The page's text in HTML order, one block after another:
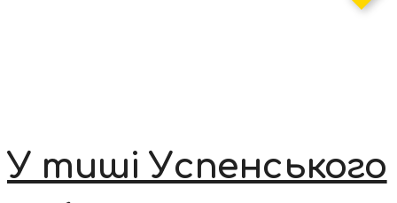
У тиші Успенського